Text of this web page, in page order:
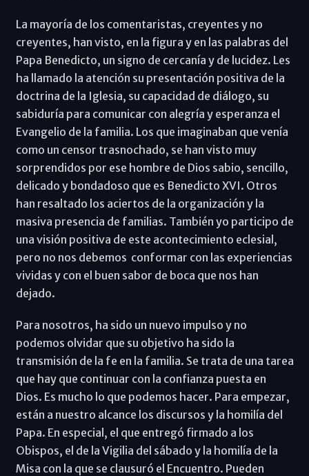
La mayoría de los comentaristas, creyentes y no
creyentes, han visto, en la figura y en las palabras del
Papa Benedicto, un signo de cercanía y de lucidez. Les
ha llamado la atención su presentación positiva de la
doctrina de la Iglesia, su capacidad de diálogo, su
sabiduría para comunicar con alegría y esperanza el
Evangelio de la familia. Los que imaginaban que venía
como un censor trasnochado, se han visto muy
sorprendidos por ese hombre de Dios sabio, sencillo,
delicado y bondadoso que es Benedicto XVI. Otros
han resaltado los aciertos de la organización y la
masiva presencia de familias. También yo participo de
una visión positiva de este acontecimiento eclesial,
pero no nos debemos conformar con las experiencias
vividas y con el buen sabor de boca que nos han
dejado.
Para nosotros, ha sido un nuevo impulso y no
podemos olvidar que su objetivo ha sido la
transmisión de la fe en la familia. Se trata de una tarea
que hay que continuar con la confianza puesta en
Dios. Es mucho lo que podemos hacer. Para empezar,
están a nuestro alcance los discursos y la homilía del
Papa. En especial, el que entregó firmado a los
Obispos, el de la Vigilia del sábado y la homilía de la
Misa con la que se clausuró el Encuentro. Pueden